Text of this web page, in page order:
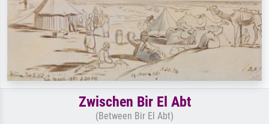
Zwischen Bir El Abt
(Between Bir El Abt)